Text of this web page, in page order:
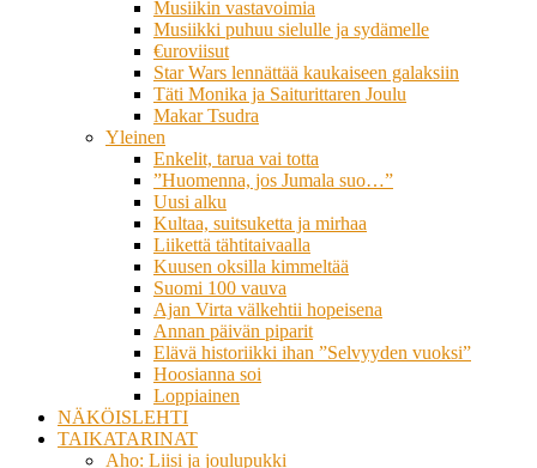
Musiikin vastavoimia
Musiikki puhuu sielulle ja sydämelle
€uroviisut
Star Wars lennättää kaukaiseen galaksiin
Täti Monika ja Saiturittaren Joulu
Makar Tsudra
Yleinen
Enkelit, tarua vai totta
”Huomenna, jos Jumala suo…”
Uusi alku
Kultaa, suitsuketta ja mirhaa
Liikettä tähtitaivaalla
Kuusen oksilla kimmeltää
Suomi 100 vauva
Ajan Virta välkehtii hopeisena
Annan päivän piparit
Elävä historiikki ihan ”Selvyyden vuoksi”
Hoosianna soi
Loppiainen
NÄKÖISLEHTI
TAIKATARINAT
Aho: Liisi ja joulupukki